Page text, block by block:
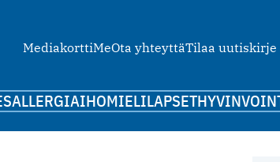
MediakorttiMeOta yhteyttäTilaa uutiskirje
ALLERGIAIHOMIELILAPSET